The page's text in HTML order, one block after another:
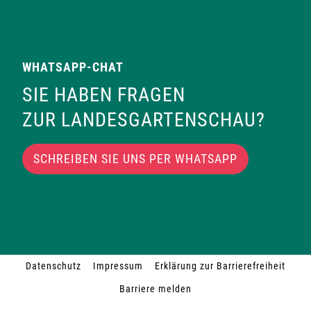
WHATSAPP-CHAT
SIE HABEN FRAGEN
ZUR LANDESGARTENSCHAU?
SCHREIBEN SIE UNS PER WHATSAPP
Datenschutz Impressum
Erklärung zur Barrierefreiheit
Barriere melden